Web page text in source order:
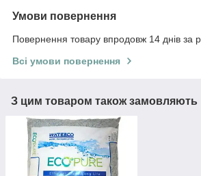
Умови повернення
Повернення товару впродовж 14 днів за
Всі умови повернення
З цим товаром також замовляють